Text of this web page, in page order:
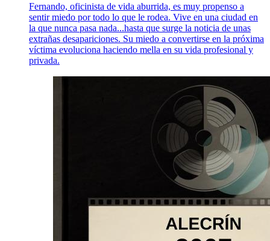
Fernando, oficinista de vida aburrida, es muy propenso a
sentir miedo por todo lo que le rodea. Vive en una ciudad en
la que nunca pasa nada...hasta que surge la noticia de unas
extrañas desapariciones. Su miedo a convertirse en la próxima
víctima evoluciona haciendo mella en su vida profesional y
privada.